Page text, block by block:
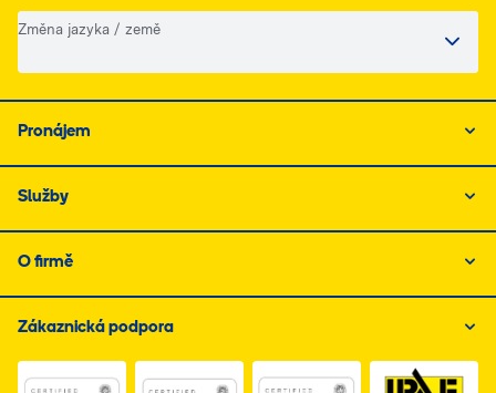
Změna jazyka / země
Pronájem
Služby
O firmě
Zákaznická podpora